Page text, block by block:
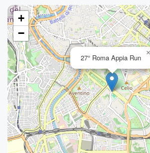
27° Roma Appia Run
×
+
−